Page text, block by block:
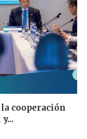
cooperación